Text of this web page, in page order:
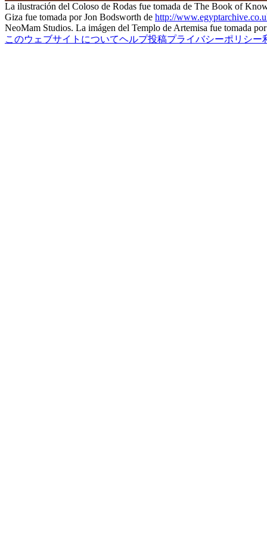
La ilustración del Coloso de Rodas fue tomada de The Book of
Giza fue tomada por Jon Bodsworth de http://
NeoMam Studios. La imágen del Templo de Artemisa fue tomada
このウェブサイトについてヘルプ投稿プライバシーポリシー